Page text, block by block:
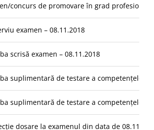
concurs de promovare în grad profesional
examen – 08.11.2018
scrisă examen – 08.11.2018
suplimentară de testare a competențelor
suplimentară de testare a competențelor
dosare la examenul din data de